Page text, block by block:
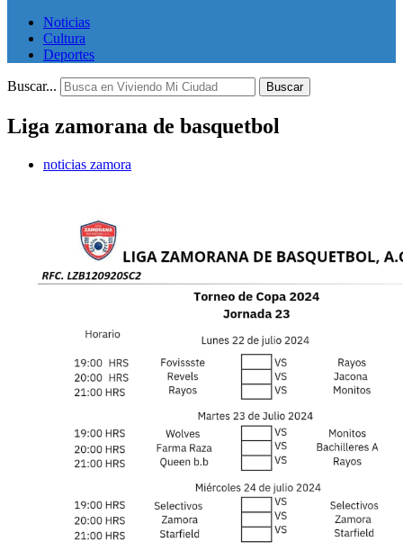
Noticias
Cultura
Deportes
Buscar... Buscar
Liga zamorana de basquetbol
noticias zamora